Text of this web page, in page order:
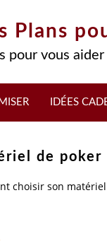
Plans
pour vous
IDÉES
de poker
choisir son